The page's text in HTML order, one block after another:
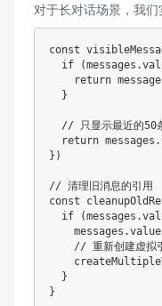
对于长对话场景，我
const
if
(messages .
return
}
// 只显示最近的50
return messages .
} )
// 清理旧消息的引用
const
if
(messages .
    messages
.value
// 重新创建虚拟
}
}